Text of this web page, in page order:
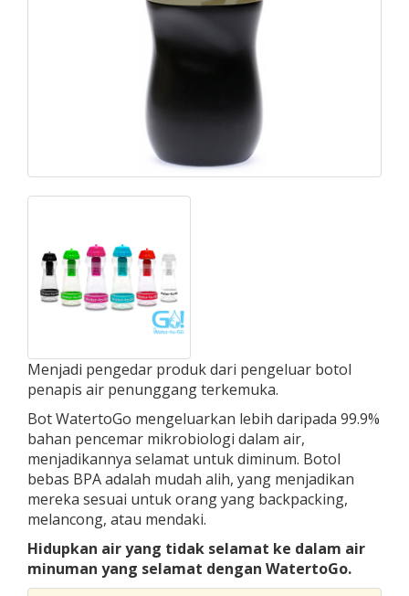
Menjadi pengedar produk dari pengeluar botol
penapis air penunggang terkemuka.
Bot WatertoGo mengeluarkan lebih daripada 99.9%
bahan pencemar mikrobiologi dalam air,
menjadikannya selamat untuk diminum. Botol
bebas BPA adalah mudah alih, yang menjadikan
mereka sesuai untuk orang yang backpacking,
melancong, atau mendaki.
Hidupkan air yang tidak selamat ke dalam air
minuman yang selamat dengan WatertoGo.